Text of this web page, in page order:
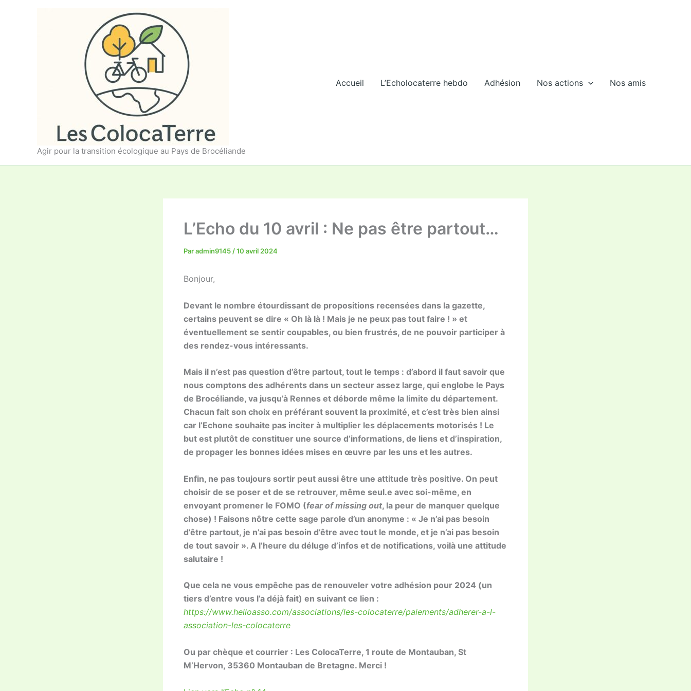
Agir pour la transition écologique au Pays de Brocéliande
Accueil L’Echolocaterre hebdo Adhésion Nos actions Nos amis
L’Echo du 10 avril : Ne pas être partout…
Paradmin9145 /10 avril 2024
Bonjour,
Devant le nombre étourdissant de propositions recensées dans la gazette,
certains peuvent se dire « Oh là là ! Mais je ne peux pas tout faire ! » et
éventuellement se sentir coupables, ou bien frustrés, de ne pouvoir participer à
des rendez-vous intéressants.
Mais il n’est pas question d’être partout, tout le temps : d’abord il faut savoir que
nous comptons des adhérents dans un secteur assez large, qui englobe le Pays
de Brocéliande, va jusqu’à Rennes et déborde même la limite du département.
Chacun fait son choix en préférant souvent la proximité, et c’est très bien ainsi
car l’Echone souhaite pas inciter à multiplier les déplacements motorisés ! Le
but est plutôt de constituer une source d’informations, de liens et d’inspiration,
de propager les bonnes idées mises en œuvre par les uns et les autres.
Enfin, ne pas toujours sortir peut aussi être une attitude très positive. On peut
choisir de se poser et de se retrouver, même seul.e avec soi-même, en
envoyant promener le FOMO (fear of missing out, la peur de manquer quelque
chose) ! Faisons nôtre cette sage parole d’un anonyme : « Je n’ai pas besoin
d’être partout, je n’ai pas besoin d’être avec tout le monde, et je n’ai pas besoin
de tout savoir ». A l’heure du déluge d’infos et de notifications, voilà une attitude
salutaire !
Que cela ne vous empêche pas de renouveler votre adhésion pour 2024 (un
tiers d’entre vous l’a déjà fait) en suivant ce lien :
https://www.helloasso.com/associations/les-colocaterre/paiements/adherer-a-l-
association-les-colocaterre
Ou par chèque et courrier : Les ColocaTerre, 1 route de Montauban, St
M’Hervon, 35360 Montauban de Bretagne. Merci !